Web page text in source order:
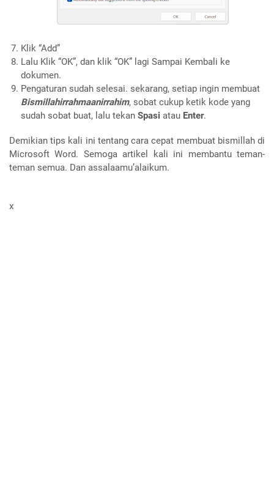
Klik “Add”
Lalu Klik “OK”, dan klik “OK” lagi Sampai Kembali ke
dokumen.
Pengaturan sudah selesai. sekarang, setiap ingin membuat
Bismillahirrahmaanirrahim, sobat cukup ketik kode yang
sudah sobat buat, lalu tekan Spasi atau Enter.
Demikian tips kali ini tentang cara cepat membuat bismillah di
Microsoft Word. Semoga artikel kali ini membantu teman-
teman semua. Dan assalaamu’alaikum.
x